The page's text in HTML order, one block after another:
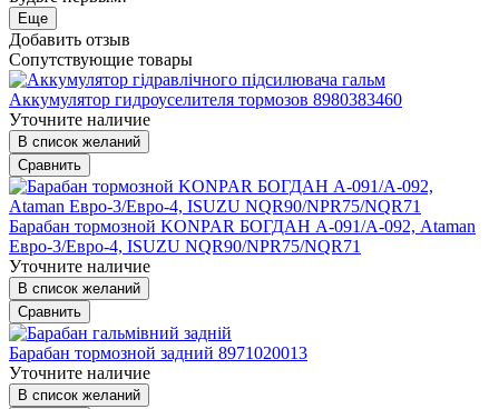
Еще
Добавить отзыв
Сопутствующие товары
Аккумулятор гидроуселителя тормозов 8980383460
Уточните наличие
В список желаний
Сравнить
Барабан тормозной KONPAR БОГДАН А-091/А-092, Ataman
Евро-3/Евро-4, ISUZU NQR90/NPR75/NQR71
Уточните наличие
В список желаний
Сравнить
Барабан тормозной задний 8971020013
Уточните наличие
В список желаний